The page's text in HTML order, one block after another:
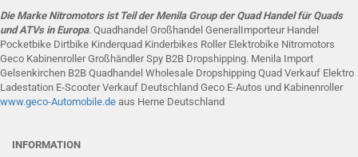
Die Marke Nitromotors ist Teil der Menila Group der Quad Handel für Quads
und ATVs in Europa. Quadhandel Großhandel GeneralImporteur Handel
Pocketbike Dirtbike Kinderquad Kinderbikes Roller Elektrobike Nitromotors
Geco Kabinenroller Großhändler Spy B2B Dropshipping. Menila Import
Gelsenkirchen B2B Quadhandel Wholesale Dropshipping Quad Verkauf Elektro
Ladestation E-Scooter Verkauf Deutschland Geco E-Autos und Kabinenroller
www.geco-Automobile.de aus Herne Deutschland
INFORMATION